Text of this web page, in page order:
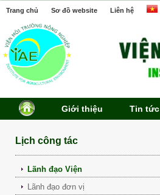
Trang chủ Sơ đồ website Liên hệ
Giới thiệu Tin tức
Lịch công tác
Lãnh đạo Viện
Lãnh đạo đơn vị